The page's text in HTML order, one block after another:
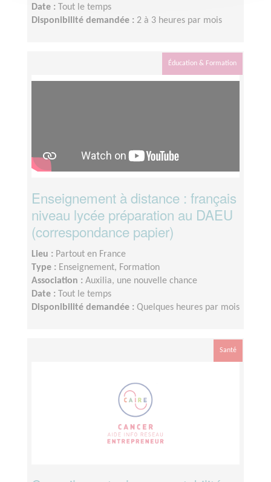
Date :
Tout le temps
Disponibilité demandée : 2 à 3 heures par mois
Éducation & Formation
Enseignement à distance : français
niveau lycée préparation au DAEU
(correspondance papier)
Lieu : Partout en France
Type : Enseignement, Formation
Association : Auxilia, une nouvelle chance
Date :
Tout le temps
Disponibilité demandée : Quelques heures par mois
Santé